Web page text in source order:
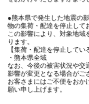
●熊本県で発生した地震の
物の集荷・配達を停止して
この影響により、対象地域
ります。
【集荷・配達を停止してい
・熊本県全域
なお、今後の被害状況や交
影響が変更となる場合がご
お客さまにはご不便をおか
願い申し上げます。